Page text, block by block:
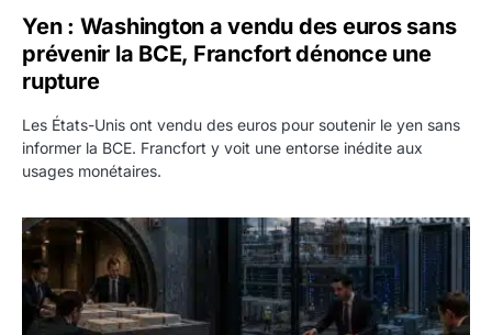
Yen : Washington a vendu des euros sans
prévenir la BCE, Francfort dénonce une
rupture
Les États-Unis ont vendu des euros pour soutenir le yen sans
informer la BCE. Francfort y voit une entorse inédite aux
usages monétaires.
Jane Street négocie le transfert de 11 milliards de